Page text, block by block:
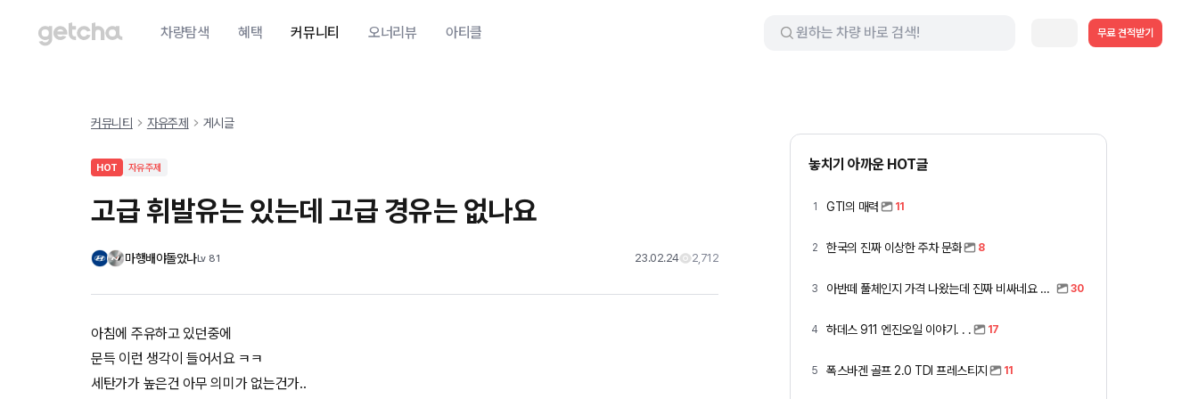
차량탐색 혜택 커뮤니티 오너리뷰 아티클 무료 견적받기
커뮤니티 자유주제 게시글
HOT 자유주제
고급 휘발유는 있는데 고급 경유는 없나요
마행배야돌았나Lv 81 23.02.24 2,712
아침에 주유하고 있던중에
문득 이런 생각이 들어서요 ㅋㅋ
세탄가가 높은건 아무 의미가 없는건가..
놓치기 아까운 HOT글
1 GTI의 매력 11
2 한국의 진짜 이상한 주차 문화 8
3 아반떼 풀체인지 가격 나왔는데 진짜 비싸네요 ㅎㅎ 30
4 하데스 911 엔진오일 이야기. . . 17
5 폭스바겐 골프 2.0 TDI 프레스티지 11